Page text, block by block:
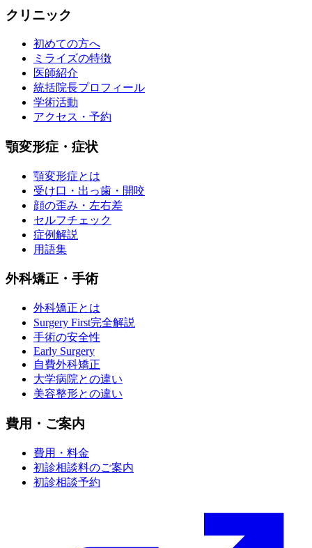
クリニック
初めての方へ
ミライズの特徴
医師紹介
統括院長プロフィール
学術活動
アクセス・予約
顎変形症・症状
顎変形症とは
受け口・出っ歯・開咬
顔の歪み・左右差
セルフチェック
症例解説
用語集
外科矯正・手術
外科矯正とは
Surgery First完全解説
手術の安全性
Early Surgery
自費外科矯正
大学病院との違い
美容整形との違い
費用・ご案内
費用・料金
初診相談料のご案内
初診相談予約